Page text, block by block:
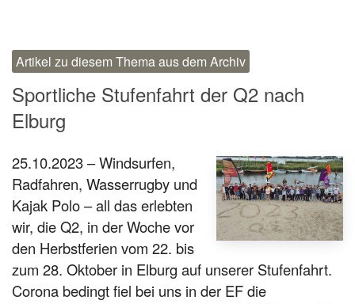
Artikel zu diesem Thema aus dem Archiv
Sportliche Stufenfahrt der Q2 nach
Elburg
25.10.2023 – Windsurfen,
Radfahren, Wasserrugby und
Kajak Polo – all das erlebten
wir, die Q2, in der Woche vor
den Herbstferien vom 22. bis
zum 28. Oktober in Elburg auf unserer Stufenfahrt.
Corona bedingt fiel bei uns in der EF die